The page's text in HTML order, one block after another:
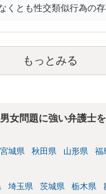
くとも性交類似行為の
。）。ですから，慰謝
慰謝料額については，
されることになるかも
てもらうか否かを検討
証拠として使えること
のように思います。 ③
うな内容の委任なのか不
交類似行為は認めている
，考え方・進め方は変わ
もっとみる
女問題に強い弁護士
宮城県 秋田県 山形県 福
埼玉県 茨城県 栃木県